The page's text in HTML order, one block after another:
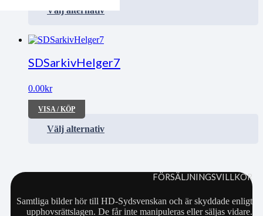
Välj alternativ
SDSarkivHelger7
0.00kr
VISA / KÖP
Välj alternativ
FÖRSÄLJNINGSVILLKOR
Samtliga bilder hör till HD-Sydsvenskan och är skyddade enligt
upphovsrättslagen. De får inte manipuleras eller säljas vidare.